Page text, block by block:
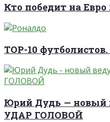
Кто победит на Евро
TOP-10
Юрий Дудь —
УДАР ГОЛОВОЙ